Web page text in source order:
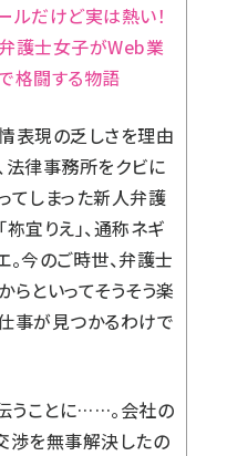
ルだけど実は熱い！
護士女子がWeb業
格闘する物語
表現の乏しさを理由
法律事務所をクビに
てしまった新人弁護
祢宜りえ」、通称ネギ
。今のご時世、弁護士
らといってそうそう楽
事が見つかるわけで
うことに……。会社の
渉を無事解決したの